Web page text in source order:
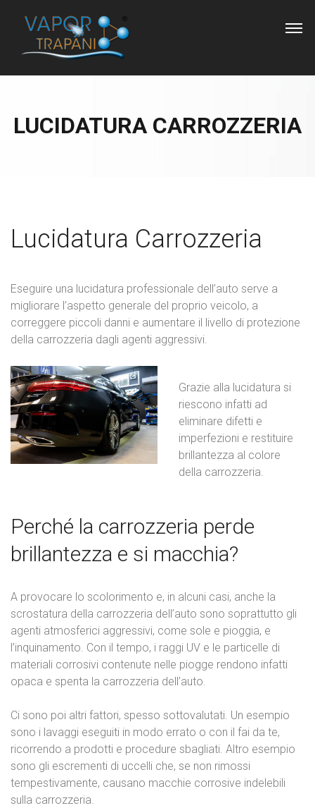
LUCIDATURA CARROZZERIA
Lucidatura Carrozzeria
Eseguire una lucidatura professionale dell’auto serve a
migliorare l’aspetto generale del proprio veicolo, a
correggere piccoli danni e aumentare il livello di protezione
della carrozzeria dagli agenti aggressivi.
Grazie alla lucidatura si
riescono infatti ad
eliminare difetti e
imperfezioni e restituire
brillantezza al colore
della carrozzeria.
Perché la carrozzeria perde
brillantezza e si macchia?
A provocare lo scolorimento e, in alcuni casi, anche la
scrostatura della carrozzeria dell’auto sono soprattutto gli
agenti atmosferici aggressivi, come sole e pioggia, e
l’inquinamento. Con il tempo, i raggi UV e le particelle di
materiali corrosivi contenute nelle piogge rendono infatti
opaca e spenta la carrozzeria dell’auto.
Ci sono poi altri fattori, spesso sottovalutati. Un esempio
sono i lavaggi eseguiti in modo errato o con il fai da te,
ricorrendo a prodotti e procedure sbagliati. Altro esempio
sono gli escrementi di uccelli che, se non rimossi
tempestivamente, causano macchie corrosive indelebili
sulla carrozzeria.